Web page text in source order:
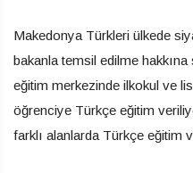
Makedonya Türkleri ülkede
bakanla temsil edilme
eğitim merkezinde ilkokul ve
öğrenciye Türkçe eğitim
farklı alanlarda Türkçe eğitim